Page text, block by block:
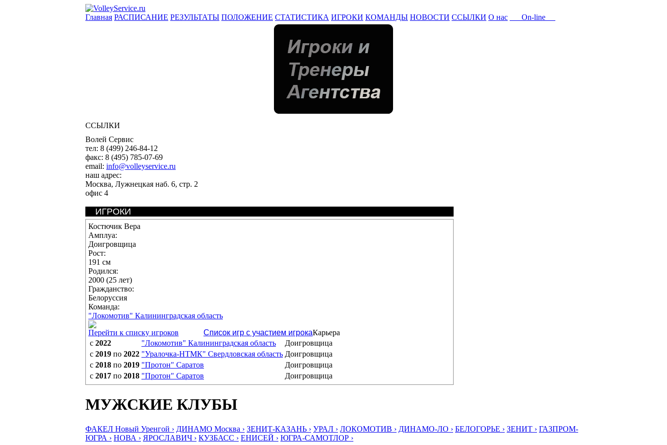
Главная РАСПИСАНИЕ РЕЗУЛЬТАТЫ ПОЛОЖЕНИЕ СТАТИСТИКА ИГРОКИ КОМАНДЫ НОВОСТИ ССЫЛКИ О нас On-line
ССЫЛКИ
Волей Сервис
тел: 8 (499) 246-84-12
факс: 8 (495) 785-07-69
email: info@volleyservice.ru
наш адрес:
Москва, Лужнецкая наб. 6, стр. 2
офис 4
ИГРОКИ
Костючик Вера
Амплуа:
Доигровщица
Рост:
191 см
Родился:
2000 (25 лет)
Гражданство:
Белоруссия
Команда:
"Локомотив" Калининградская область
Перейти к списку игроков
Список игр с участием игрокаКарьера
с 2022 "Локомотив" Калининградская область
Доигровщица
с 2019 по 2022 "Уралочка-НТМК" Свердловская область Доигровщица
с 2018 по 2019 "Протон" Саратов
Доигровщица
с 2017 по 2018 "Протон" Саратов Доигровщица
МУЖСКИЕ КЛУБЫ
ФАКЕЛ Новый Уренгой › ДИНАМО Москва › ЗЕНИТ-КАЗАНЬ › УРАЛ › ЛОКОМОТИВ › ДИНАМО-ЛО › БЕЛОГОРЬЕ › ЗЕНИТ › ГАЗПРОМ-
ЮГРА › НОВА › ЯРОСЛАВИЧ › КУЗБАСС › ЕНИСЕЙ › ЮГРА-САМОТЛОР ›